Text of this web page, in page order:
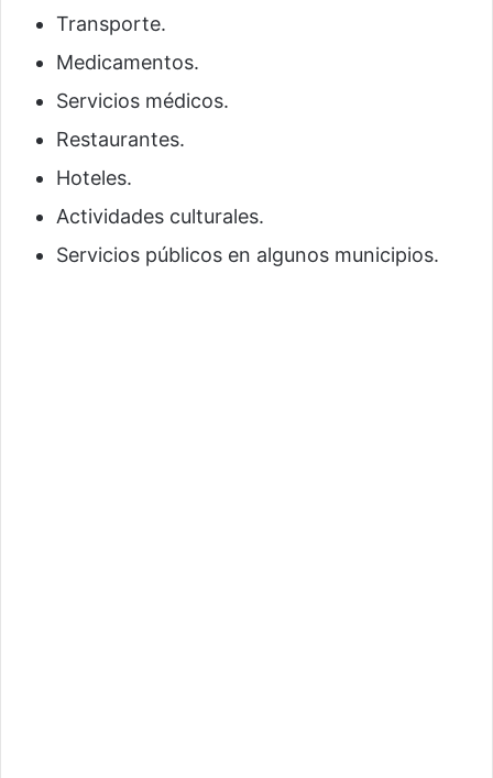
Transporte.
Medicamentos.
Servicios médicos.
Restaurantes.
Hoteles.
Actividades culturales.
Servicios públicos en algunos municipios.